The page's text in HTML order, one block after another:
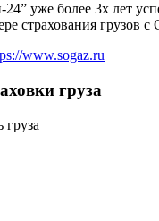
уже более 3х лет
страхования
www.sogaz.ru
груза
груза